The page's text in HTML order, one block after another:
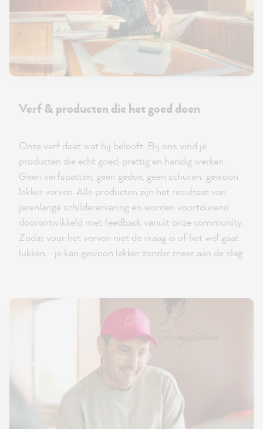
Verf & producten die het goed doen
Onze verf doet wat hij belooft. Bij ons vind je
producten die echt goed, prettig en handig werken.
Geen verfspatten, geen gedoe, geen schuren: gewoon
lekker verven. Alle producten zijn het resultaat van
jarenlange schilderervaring en worden voortdurend
doorontwikkeld met feedback vanuit onze community.
Zodat voor het verven niet de vraag is of het wel gaat
lukken - je kan gewoon lekker zonder meer aan de slag.